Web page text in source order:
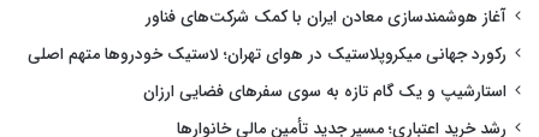
آغاز هوشمندسازی معادن ایران با کمک شرکت‌های فناور
رکورد جهانی میکروپلاستیک در هوای تهران؛ لاستیک خودروها متهم اصلی
استارشیپ و یک گام تازه به سوی سفرهای فضایی ارزان
رشد خرید اعتباری؛ مسیر جدید تأمین مالی خانوارها